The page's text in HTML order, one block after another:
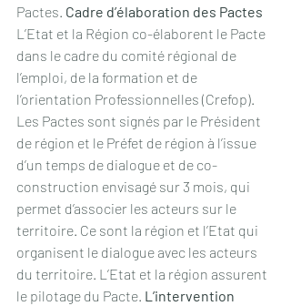
Pactes. Cadre d’élaboration des Pactes
L’Etat et la Région co-élaborent le Pacte
dans le cadre du comité régional de
l’emploi, de la formation et de
l’orientation Professionnelles (Crefop).
Les Pactes sont signés par le Président
de région et le Préfet de région à l’issue
d’un temps de dialogue et de co-
construction envisagé sur 3 mois, qui
permet d’associer les acteurs sur le
territoire. Ce sont la région et l’Etat qui
organisent le dialogue avec les acteurs
du territoire. L’Etat et la région assurent
le pilotage du Pacte. L’intervention